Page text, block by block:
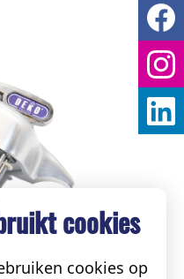
cookies
cookies op